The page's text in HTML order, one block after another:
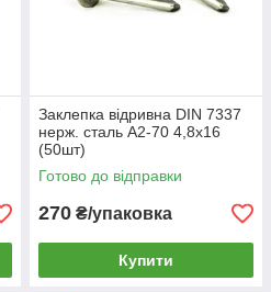
Заклепка відривна DIN 7337
нерж. сталь А2-70 4,8х16
(50шт)
Готово до відправки
270 ₴/упаковка
Купити